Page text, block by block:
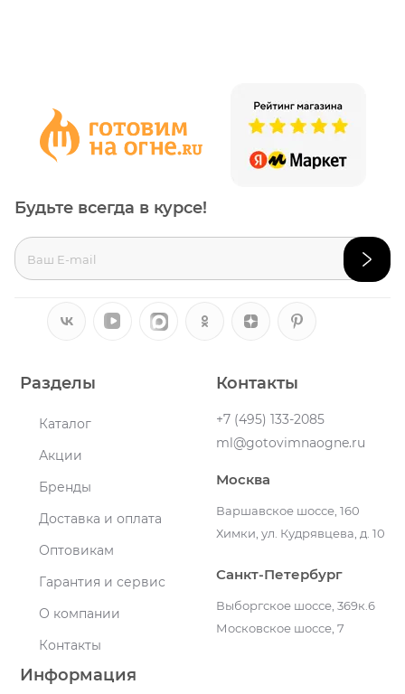
Разделы
Каталог
Акции
Бренды
Доставка и оплата
Оптовикам
Гарантия и сервис
О компании
Контакты
Информация
Контакты
+7 (495) 133-2085
ml@gotovimnaogne.ru
Москва
Варшавское шоссе, 160
Химки, ул. Кудрявцева, д. 10
Санкт-Петербург
Выборгское шоссе, 369к.6
Московское шоссе, 7
Будьте всегда в курсе!